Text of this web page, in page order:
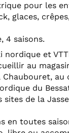
pour les
glaces,
4 saisons.
nordique et
au
au
du
sites de la
en toutes